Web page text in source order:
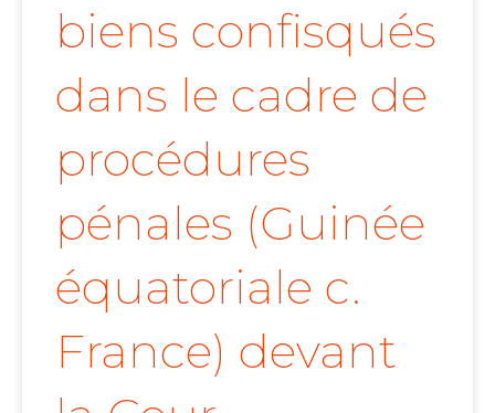
biens confisqués
dans le cadre de
procédures
pénales (Guinée
équatoriale c.
France) devant